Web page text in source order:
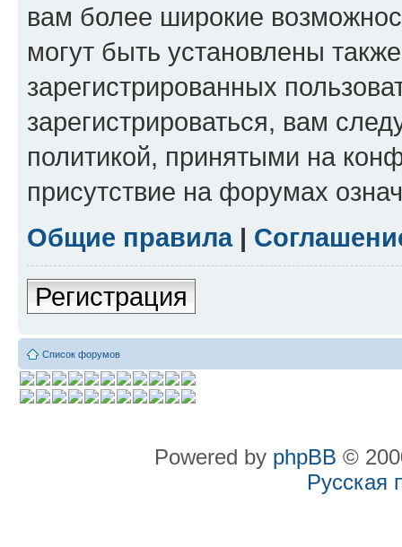
вам более широкие
могут быть установлены
зарегистрированных
зарегистрироваться, вам
политикой, принятыми на
присутствие на форумах
Общие правила|
Регистрация
Список форумов
Powered by phpBB ©
Русская